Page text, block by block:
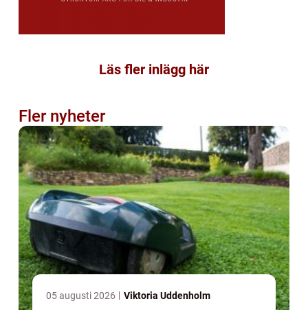
Läs fler inlägg här
Fler nyheter
05 augusti 2026 Viktoria Uddenholm